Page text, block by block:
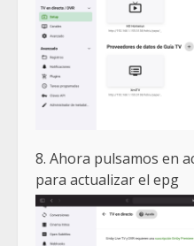
8. Ahora pulsamos en
para actualizar el epg